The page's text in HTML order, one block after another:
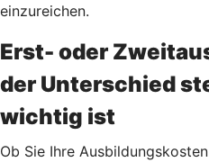
einzureichen.
Erst- oder
der Unterschied
wichtig ist
Ob Sie Ihre